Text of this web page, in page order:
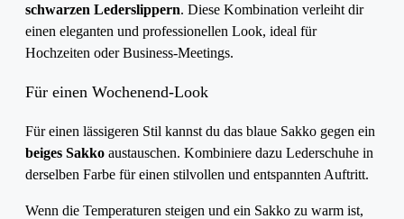
schwarzen Lederslippern. Diese Kombination verleiht dir
einen eleganten und professionellen Look, ideal für
Hochzeiten oder Business-Meetings.
Für einen Wochenend-Look
Für einen lässigeren Stil kannst du das blaue Sakko gegen ein
beiges Sakko austauschen. Kombiniere dazu Lederschuhe in
derselben Farbe für einen stilvollen und entspannten Auftritt.
Wenn die Temperaturen steigen und ein Sakko zu warm ist,